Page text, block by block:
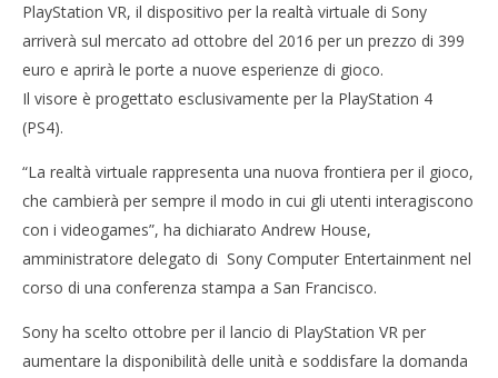
NOW VIEWING
PlayStation VR, la realtà virtuale entra ad ottobre
16/03/2016
letizia
PlayStation VR, il dispositivo per la realtà virtuale di Sony
arriverà sul mercato ad ottobre del 2016 per un prezzo di 399
euro e aprirà le porte a nuove esperienze di gioco.
Il visore è progettato esclusivamente per la PlayStation 4
(PS4).
“La realtà virtuale rappresenta una nuova frontiera per il gioco,
che cambierà per sempre il modo in cui gli utenti interagiscono
con i videogames”, ha dichiarato Andrew House,
amministratore delegato di Sony Computer Entertainment nel
corso di una conferenza stampa a San Francisco.
Sony ha scelto ottobre per il lancio di PlayStation VR per
aumentare la disponibilità delle unità e soddisfare la domanda